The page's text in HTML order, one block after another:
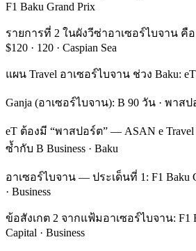
F1 Baku Grand Prix
รายการที่ 2 ในผังวีซ่าอาเซอร์ไบจาน คือ
$120 · 120 · Caspian Sea
แผน Travel อาเซอร์ไบจาน ช่วง Baku:
Ganja (อาเซอร์ไบจาน): B 90 วัน · พาส
eT ต้องมี “พาสปอร์ต” — ASAN e Travel
ซ้ำกับ B Business · Baku
อาเซอร์ไบจาน — ประเด็นที่ 1: F1 Baku
· Business
ข้อสังเกต 2 จากแฟ้มอาเซอร์ไบจาน: F1
Capital · Business